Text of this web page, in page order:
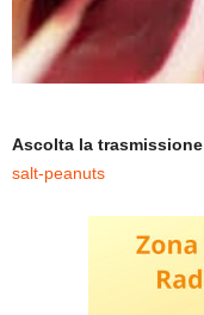
Ascolta la trasmissione
salt-peanuts